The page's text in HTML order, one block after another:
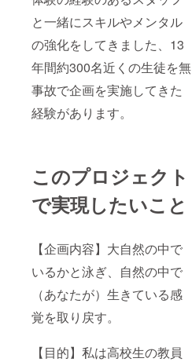
と一緒にスキルやメンタル
の強化をしてきました、13
年間約300名近くの生徒を無
事故で企画を実施してきた
経験があります。
このプロジェクト
で実現したいこと
【企画内容】大自然の中で
いるかと泳ぎ、自然の中で
（あなたが）生きている感
覚を取り戻す。
【目的】私は高校生の教員